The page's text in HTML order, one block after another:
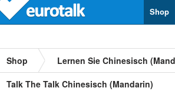
Shop
Shop Lernen Sie Chinesisch
Talk The Talk Chinesisch (Mandarin)